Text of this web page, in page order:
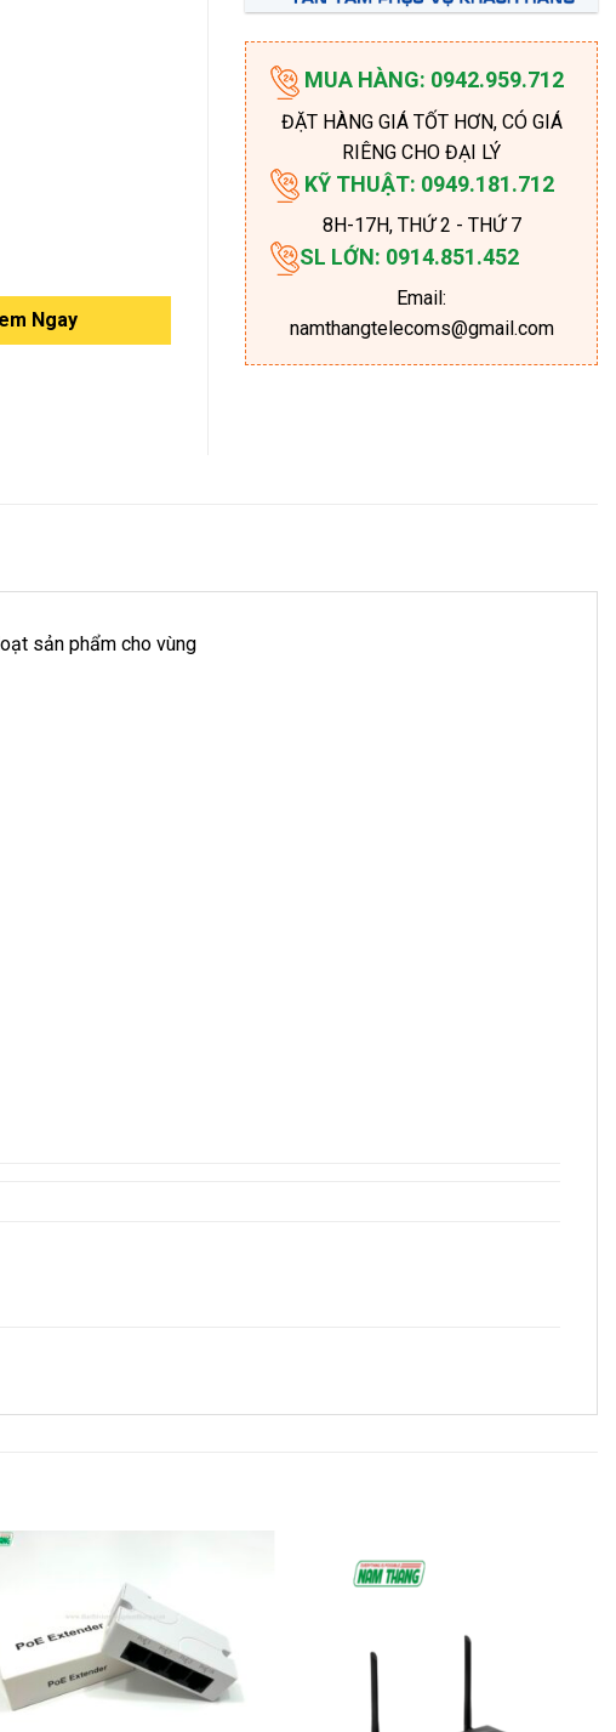
Ngay
MUA HÀNG: 0942.959.712
ĐẶT HÀNG GIÁ TỐT HƠN, CÓ GIÁ
RIÊNG CHO ĐẠI LÝ
KỸ THUẬT: 0949.181.712
8H-17H, THỨ 2 - THỨ 7
SL LỚN: 0914.851.452
Email:
namthangtelecoms@gmail.com
sản phẩm cho vùng